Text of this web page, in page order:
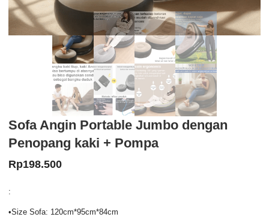
Sofa Angin Portable Jumbo dengan
Penopang kaki + Pompa
Rp198.500
:
•Size Sofa: 120cm*95cm*84cm